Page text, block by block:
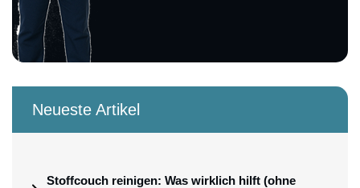
Neueste Artikel
Stoffcouch reinigen: Was wirklich hilft (ohne